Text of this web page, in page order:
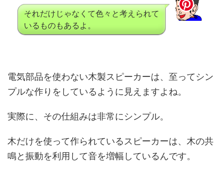
それだけじゃなくて色々と考えられて
いるものもあるよ。
電気部品を使わない木製スピーカーは、至ってシン
プルな作りをしているように見えますよね。
実際に、その仕組みは非常にシンプル。
木だけを使って作られているスピーカーは、木の共
鳴と振動を利用して音を増幅しているんです。